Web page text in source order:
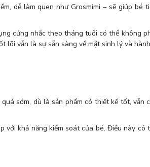
dễ làm quen như Grosmimi – sẽ giúp bé
cứng nhắc theo tháng tuổi có thể không
lõi vẫn là sự sẵn sàng về mặt sinh lý và
sớm, dù là sản phẩm có thiết kế tốt,
khả năng kiểm soát của bé. Điều này có